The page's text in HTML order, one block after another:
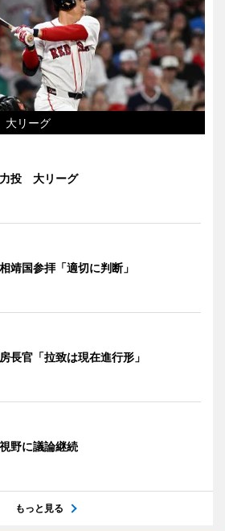
大リーグ
投 大リーグ
靖国参拝「適切に判断」
長官「拉致は現在進行形」
野に議論継続
もっと見る